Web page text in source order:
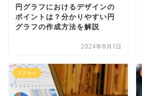
円グラフにおけるデザインの
ポイントは？分かりやすい円
グラフの作成方法を解説
2024年8月1日
エクセル